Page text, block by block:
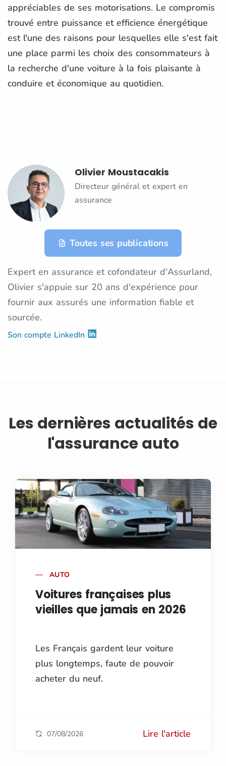
appréciables de ses motorisations. Le compromis
trouvé entre puissance et efficience énergétique
est l'une des raisons pour lesquelles elle s'est fait
une place parmi les choix des consommateurs à
la recherche d'une voiture à la fois plaisante à
conduire et économique au quotidien.
Olivier Moustacakis
Directeur général et expert en
assurance
Toutes ses publications
Expert en assurance et cofondateur d'Assurland,
Olivier s'appuie sur 20 ans d'expérience pour
fournir aux assurés une information fiable et
sourcée.
Son compte LinkedIn
Les dernières actualités de
l'assurance auto
AUTO
Voitures françaises plus
vieilles que jamais en 2026
Les Français gardent leur voiture
plus longtemps, faute de pouvoir
acheter du neuf.
07/08/2026 Lire l'article